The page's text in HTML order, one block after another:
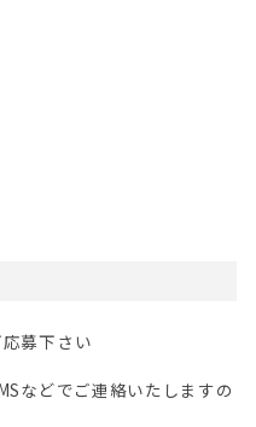
募下さい
などでご連絡いたしますの